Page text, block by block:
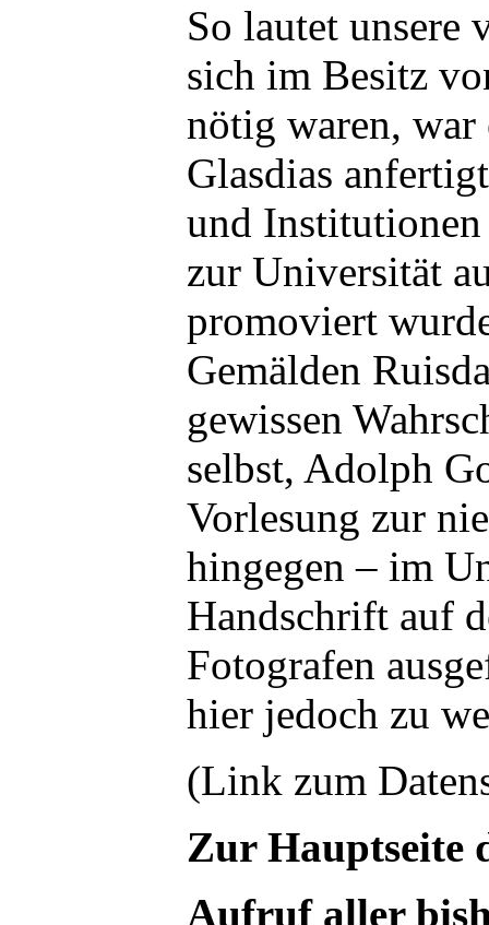
So lautet unsere
sich im Besitz
nötig waren, war
Glasdias
und Institutionen
zur Universität
promoviert
Gemälden
gewissen
selbst, Adolph
Vorlesung zur
hingegen – im
Handschrift auf
Fotografen
hier jedoch zu
(Link zum
Zur Hauptseite
Aufruf aller